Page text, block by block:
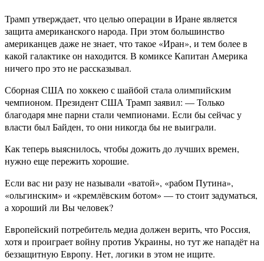
Трамп утверждает, что целью операции в Иране является
защита американского народа. При этом большинство
американцев даже не знает, что такое «Иран», и тем более в
какой галактике он находится. В комиксе Капитан Америка
ничего про это не рассказывал.
Сборная США по хоккею с шайбой стала олимпийским
чемпионом. Президент США Трамп заявил: — Только
благодаря мне парни стали чемпионами. Если бы сейчас у
власти был Байден, то они никогда бы не выиграли.
Как теперь выяснилось, чтобы дожить до лучших времен,
нужно еще пережить хорошие.
Если вас ни разу не называли «ватой», «рабом Путина»,
«ольгинским» и «кремлёвским ботом» — то стоит задуматься,
а хороший ли Вы человек?
Европейский потребитель медиа должен верить, что Россия,
хотя и проиграет войну против Украины, но тут же нападёт на
беззащитную Европу. Нет, логики в этом не ищите.